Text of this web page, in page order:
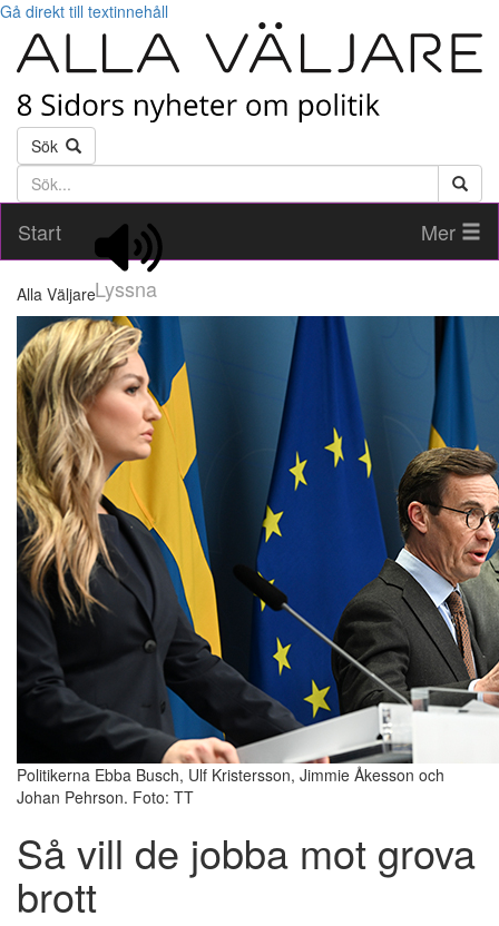
Gå direkt till textinnehåll
Sök
Söktext
Start
Lyssna
Mer
Alla Väljare
Politikerna Ebba Busch, Ulf Kristersson, Jimmie Åkesson och
Johan Pehrson. Foto: TT
Så vill de jobba mot grova
brott